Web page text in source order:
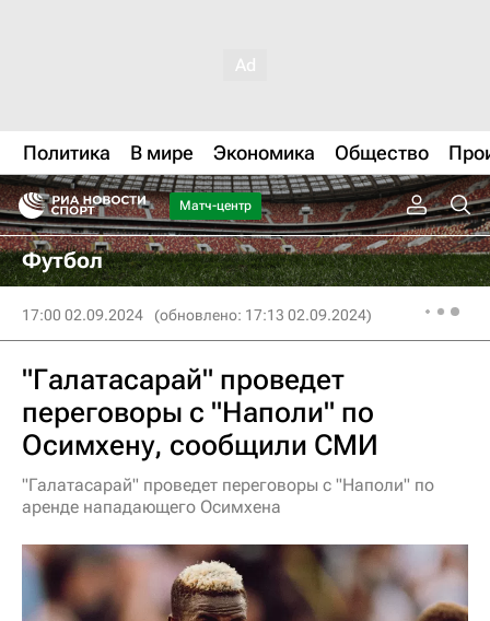
Политика В мире Экономика Общество
Матч-центр
Футбол
17:00 02.09.2024 (обновлено: 17:13 02.09.2024)
"Галатасарай" проведет
переговоры с "Наполи" по
Осимхену, сообщили СМИ
"Галатасарай" проведет переговоры с "Наполи" по
аренде нападающего Осимхена